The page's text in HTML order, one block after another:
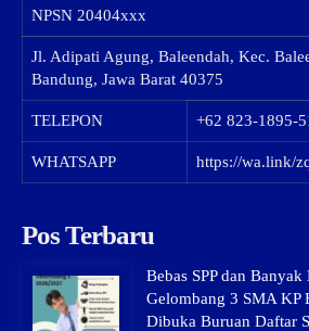
NPSN 20404xxx
Jl. Adipati Agung, Baleendah, Kec.
Bandung, Jawa Barat 40375
TELEPON +62 823-1895-
WHATSAPP https://wa.link/
Pos Terbaru
Bebas SPP dan Banyak
Gelombang 3 SMA KP
Dibuka Buruan Daftar